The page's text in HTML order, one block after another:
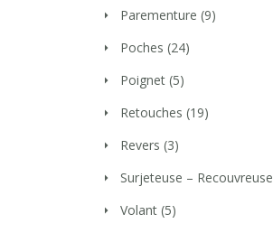
Parementure (9)
Poches (24)
Poignet (5)
Retouches (19)
Revers (3)
Surjeteuse – Recouvreuse
Volant (5)